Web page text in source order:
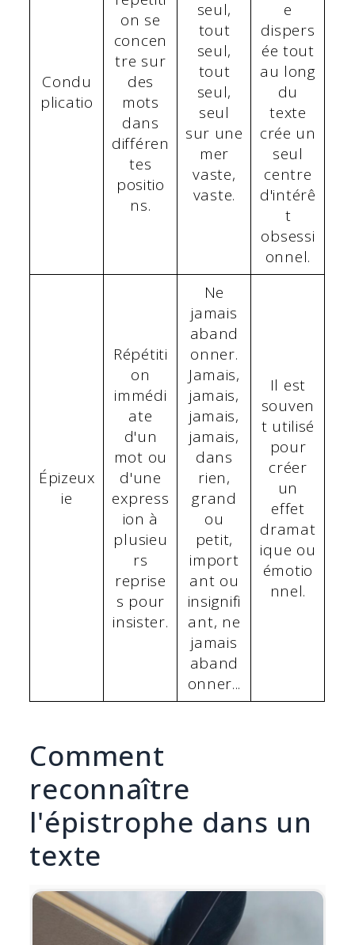
Condu
plicatio
on se
concen
tre sur
des
mots
dans
différen
tes
positio
ns.
seul,
tout
seul,
tout
seul,
seul
sur une
mer
vaste,
vaste.
e
dispers
ée tout
au long
du
texte
crée un
seul
centre
d'intérê
t
obsessi
onnel.
Épizeux
ie
Répétiti
on
immédi
ate
d'un
mot ou
d'une
express
ion à
plusieu
rs
reprise
s pour
insister.
Ne
jamais
aband
onner.
Jamais,
jamais,
jamais,
jamais,
dans
rien,
grand
ou
petit,
import
ant ou
insignifi
ant, ne
jamais
aband
onner...
Il est
souven
t utilisé
pour
créer
un
effet
dramat
ique ou
émotio
nnel.
Comment
reconnaître
l'épistrophe dans un
texte